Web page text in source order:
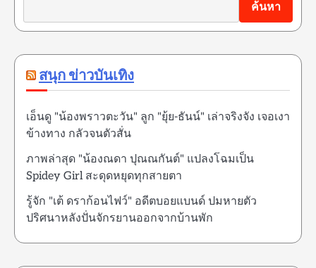
ค้นหา
สนุก ข่าวบันเทิง
เอ็นดู "น้องพราวตะวัน" ลูก "ยุ้ย-ธันน์" เล่าจริงจัง เจอเงา
ข้างทาง กลัวจนตัวสั่น
ภาพล่าสุด "น้องณดา ปุณณกันต์" แปลงโฉมเป็น
Spidey Girl สะดุดหยุดทุกสายตา
รู้จัก "เต้ ดราก้อนไฟว์" อดีตบอยแบนด์ ปมหายตัว
ปริศนาหลังปั่นจักรยานออกจากบ้านพัก